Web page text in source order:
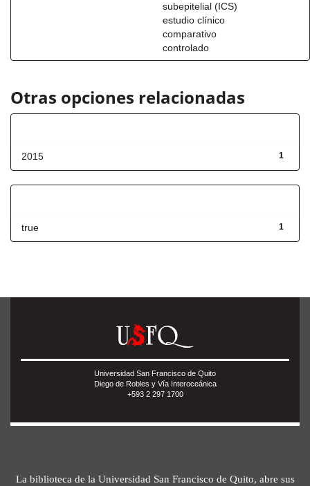
subepitelial (ICS)
estudio clínico
comparativo
controlado
Otras opciones relacionadas
1
2015
1
true
Universidad San Francisco de Quito
Diego de Robles y Vía Interoceánica
+593 2 297 1700
La biblioteca de la Universidad San Francisco de Quito, abre sus